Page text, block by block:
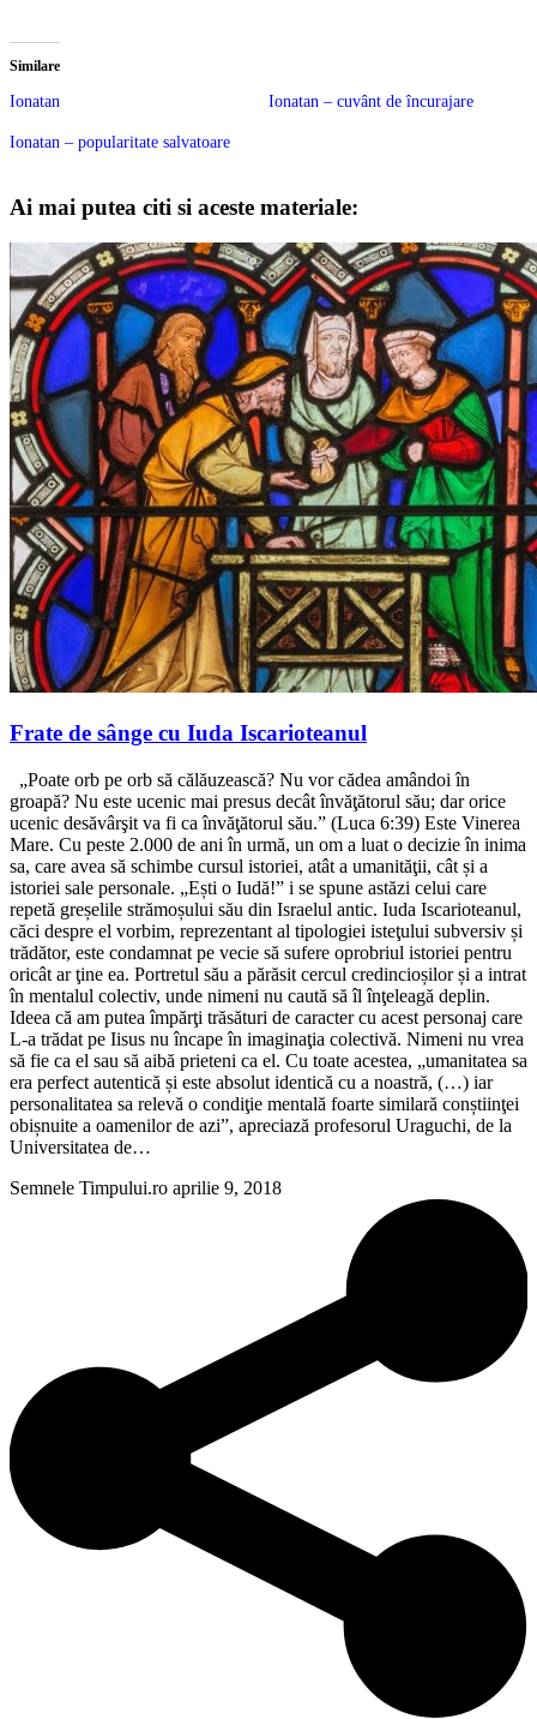
Similare
Ionatan Ionatan – cuvânt de încurajare
Ionatan – popularitate salvatoare
Ai mai putea citi si aceste materiale:
Frate de sânge cu Iuda Iscarioteanul
„Poate orb pe orb să călăuzească? Nu vor cădea amândoi în
groapă? Nu este ucenic mai presus decât învăţătorul său; dar orice
ucenic desăvârşit va fi ca învăţătorul său.” (Luca 6:39) Este Vinerea
Mare. Cu peste 2.000 de ani în urmă, un om a luat o decizie în inima
sa, care avea să schimbe cursul istoriei, atât a umanităţii, cât și a
istoriei sale personale. „Ești o Iudă!” i se spune astăzi celui care
repetă greșelile strămoșului său din Israelul antic. Iuda Iscarioteanul,
căci despre el vorbim, reprezentant al tipologiei isteţului subversiv și
trădător, este condamnat pe vecie să sufere oprobriul istoriei pentru
oricât ar ţine ea. Portretul său a părăsit cercul credincioșilor și a intrat
în mentalul colectiv, unde nimeni nu caută să îl înţeleagă deplin.
Ideea că am putea împărţi trăsături de caracter cu acest personaj care
L-a trădat pe Iisus nu încape în imaginaţia colectivă. Nimeni nu vrea
să fie ca el sau să aibă prieteni ca el. Cu toate acestea, „umanitatea sa
era perfect autentică și este absolut identică cu a noastră, (…) iar
personalitatea sa relevă o condiţie mentală foarte similară conștiinţei
obișnuite a oamenilor de azi”, apreciază profesorul Uraguchi, de la
Universitatea de…
Semnele Timpului.ro aprilie 9, 2018